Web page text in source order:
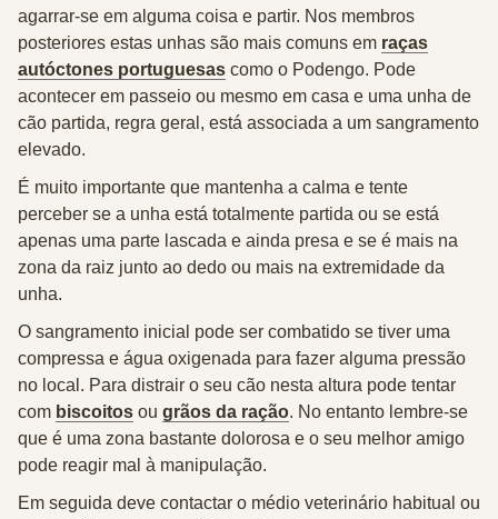
agarrar-se em alguma coisa e partir. Nos membros
posteriores estas unhas são mais comuns em raças
autóctones portuguesas como o Podengo. Pode
acontecer em passeio ou mesmo em casa e uma unha de
cão partida, regra geral, está associada a um sangramento
elevado.
É muito importante que mantenha a calma e tente
perceber se a unha está totalmente partida ou se está
apenas uma parte lascada e ainda presa e se é mais na
zona da raiz junto ao dedo ou mais na extremidade da
unha.
O sangramento inicial pode ser combatido se tiver uma
compressa e água oxigenada para fazer alguma pressão
no local. Para distrair o seu cão nesta altura pode tentar
com biscoitos ou grãos da ração. No entanto lembre-se
que é uma zona bastante dolorosa e o seu melhor amigo
pode reagir mal à manipulação.
Em seguida deve contactar o médio veterinário habitual ou